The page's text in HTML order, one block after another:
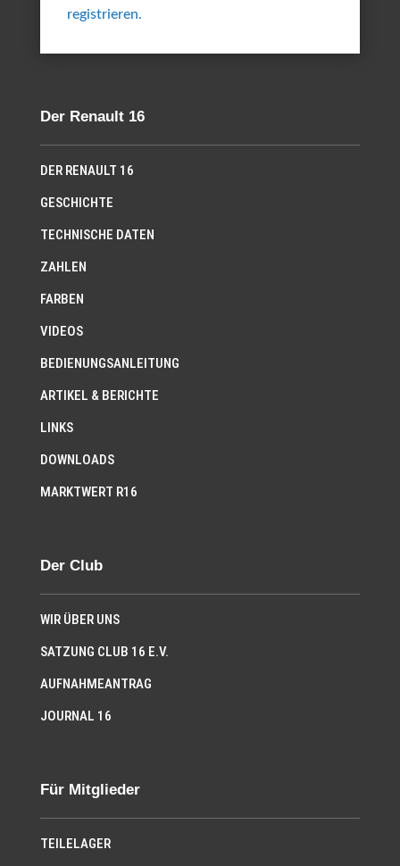
registrieren.
Der Renault 16
DER RENAULT 16
GESCHICHTE
TECHNISCHE DATEN
ZAHLEN
FARBEN
VIDEOS
BEDIENUNGSANLEITUNG
ARTIKEL & BERICHTE
LINKS
DOWNLOADS
MARKTWERT R16
Der Club
WIR ÜBER UNS
SATZUNG CLUB 16 E.V.
AUFNAHMEANTRAG
JOURNAL 16
Für Mitglieder
TEILELAGER